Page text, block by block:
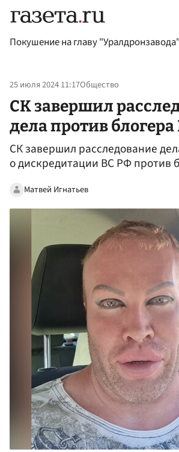
Покушение на главу "Уралдронзавода"
25 июля 2024 11:17Общество
СК завершил
дела против
СК завершил расследование
о дискредитации ВС РФ против
Матвей Игнатьев